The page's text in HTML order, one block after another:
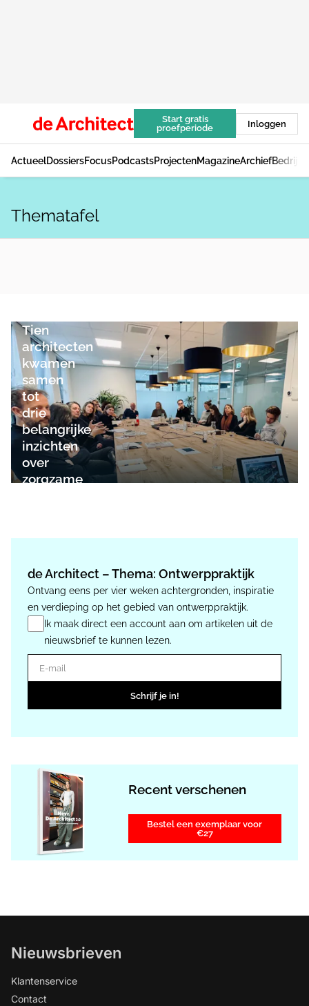
Start gratis
proefperiode
Inloggen
ActueelDossiersFocusPodcastsProjectenMagazineArchief
Thematafel
Tien
architecten
kwamen
samen
tot
drie
belangrijke
inzichten
over
zorgzame
de Architect – Thema: Ontwerppraktijk
Ontvang eens per vier weken achtergronden, inspiratie
en verdieping op het gebied van ontwerppraktijk.
Ik maak direct een account aan om artikelen uit de
nieuwsbrief te kunnen lezen.
E-mail
Schrijf je in!
Recent verschenen
Bestel een exemplaar voor
€27
Nieuwsbrieven
Klantenservice
Contact